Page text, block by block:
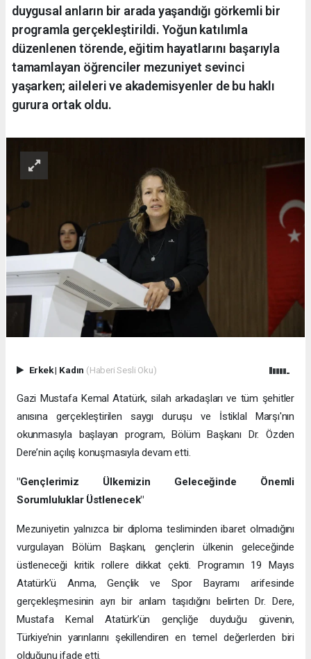
duygusal anların bir arada yaşandığı görkemli bir
programla gerçekleştirildi. Yoğun katılımla
düzenlenen törende, eğitim hayatlarını başarıyla
tamamlayan öğrenciler mezuniyet sevinci
yaşarken; aileleri ve akademisyenler de bu haklı
gurura ortak oldu.
Erkek| Kadın (Haberi Sesli Oku)
Gazi Mustafa Kemal Atatürk, silah arkadaşları ve tüm şehitler
anısına gerçekleştirilen saygı duruşu ve İstiklal Marşı'nın
okunmasıyla başlayan program, Bölüm Başkanı Dr. Özden
Dere’nin açılış konuşmasıyla devam etti.
"Gençlerimiz Ülkemizin Geleceğinde Önemli
Sorumluluklar Üstlenecek"
Mezuniyetin yalnızca bir diploma tesliminden ibaret olmadığını
vurgulayan Bölüm Başkanı, gençlerin ülkenin geleceğinde
üstleneceği kritik rollere dikkat çekti. Programın 19 Mayıs
Atatürk’ü Anma, Gençlik ve Spor Bayramı arifesinde
gerçekleşmesinin ayrı bir anlam taşıdığını belirten Dr. Dere,
Mustafa Kemal Atatürk’ün gençliğe duyduğu güvenin,
Türkiye’nin yarınlarını şekillendiren en temel değerlerden biri
olduğunu ifade etti.